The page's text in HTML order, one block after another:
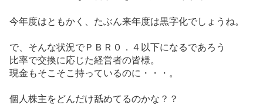
今年度はともかく、たぶん来年度は黒字化でしょうね。
で、そんな状況でＰＢＲ０．４以下になるであろう
比率で交換に応じた経営者の皆様。
現金もそこそこ持っているのに・・・。
個人株主をどんだけ舐めてるのかな？？